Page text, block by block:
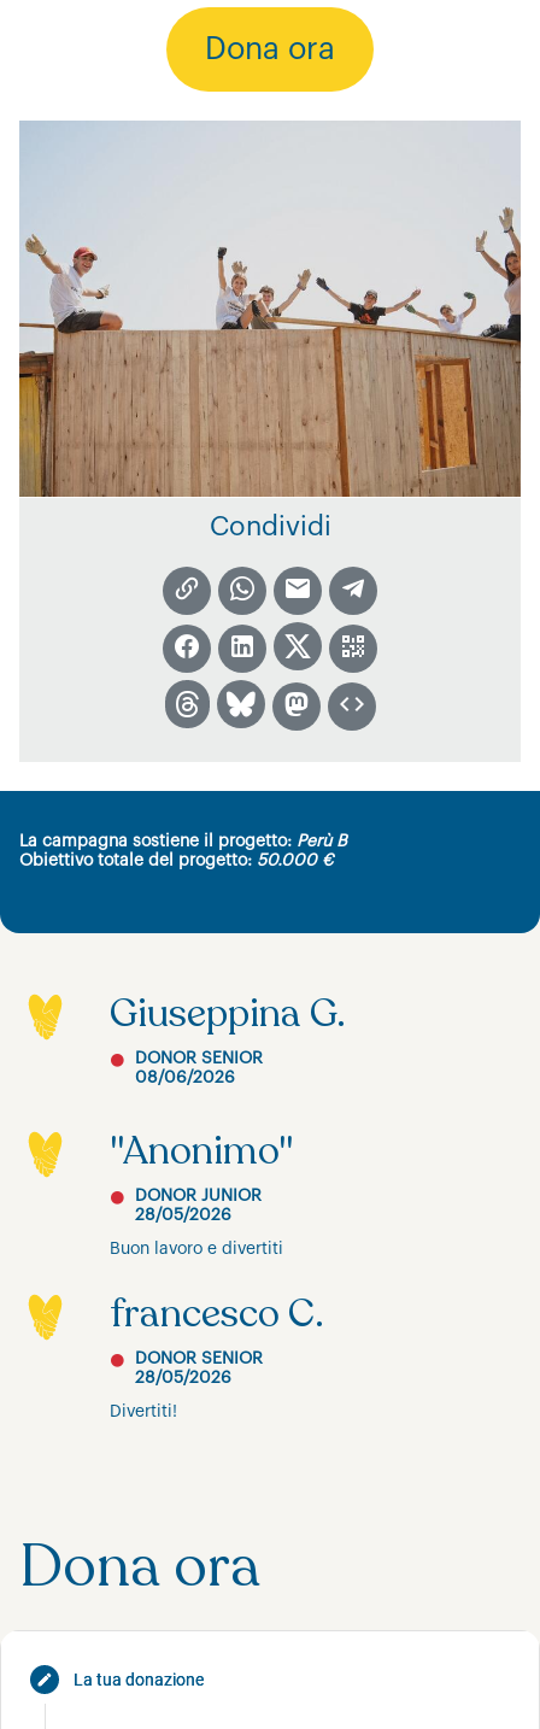
Dona ora
Condividi
La campagna sostiene il progetto: Perù B
Obiettivo totale del progetto: 50.000 €
Giuseppina G.
DONOR SENIOR
08/06/2026
"Anonimo"
DONOR JUNIOR
28/05/2026
Buon lavoro e divertiti
francesco C.
DONOR SENIOR
28/05/2026
Divertiti!
Dona ora